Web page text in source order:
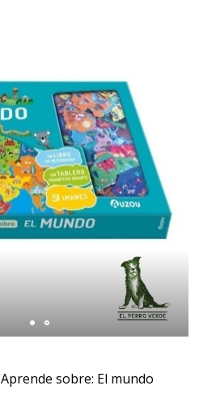
Aprende sobre: El mundo